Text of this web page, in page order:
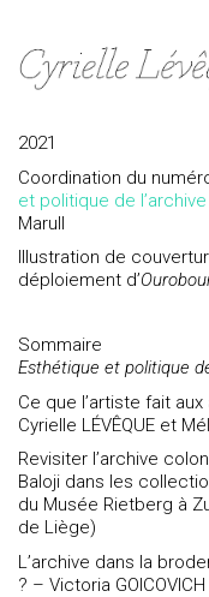
2021
Coordination du
et politique de
Marull
Illustration de
déploiement d’
Sommaire
Esthétique et politique
Ce que l’artiste fait
Cyrielle LÉVÊQUE et
Revisiter l’archive
Baloji dans les
du Musée Rietberg à
de Liège)
L’archive dans la
? – Victoria